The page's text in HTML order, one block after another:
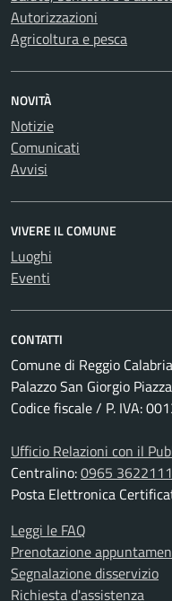
Autorizzazioni
Agricoltura e pesca
NOVITÀ
Notizie
Comunicati
Avvisi
VIVERE IL COMUNE
Luoghi
Eventi
CONTATTI
Comune di Reggio Calabria
Palazzo San Giorgio
Codice fiscale / P. IVA:
Ufficio Relazioni con il
Centralino:0965 3622111
Posta Elettronica
Leggi le FAQ
Prenotazione
Segnalazione disservizio
Richiesta d'assistenza